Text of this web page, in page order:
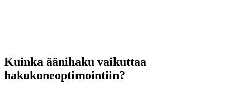
Kuinka äänihaku vaikuttaa
hakukoneoptimointiin?